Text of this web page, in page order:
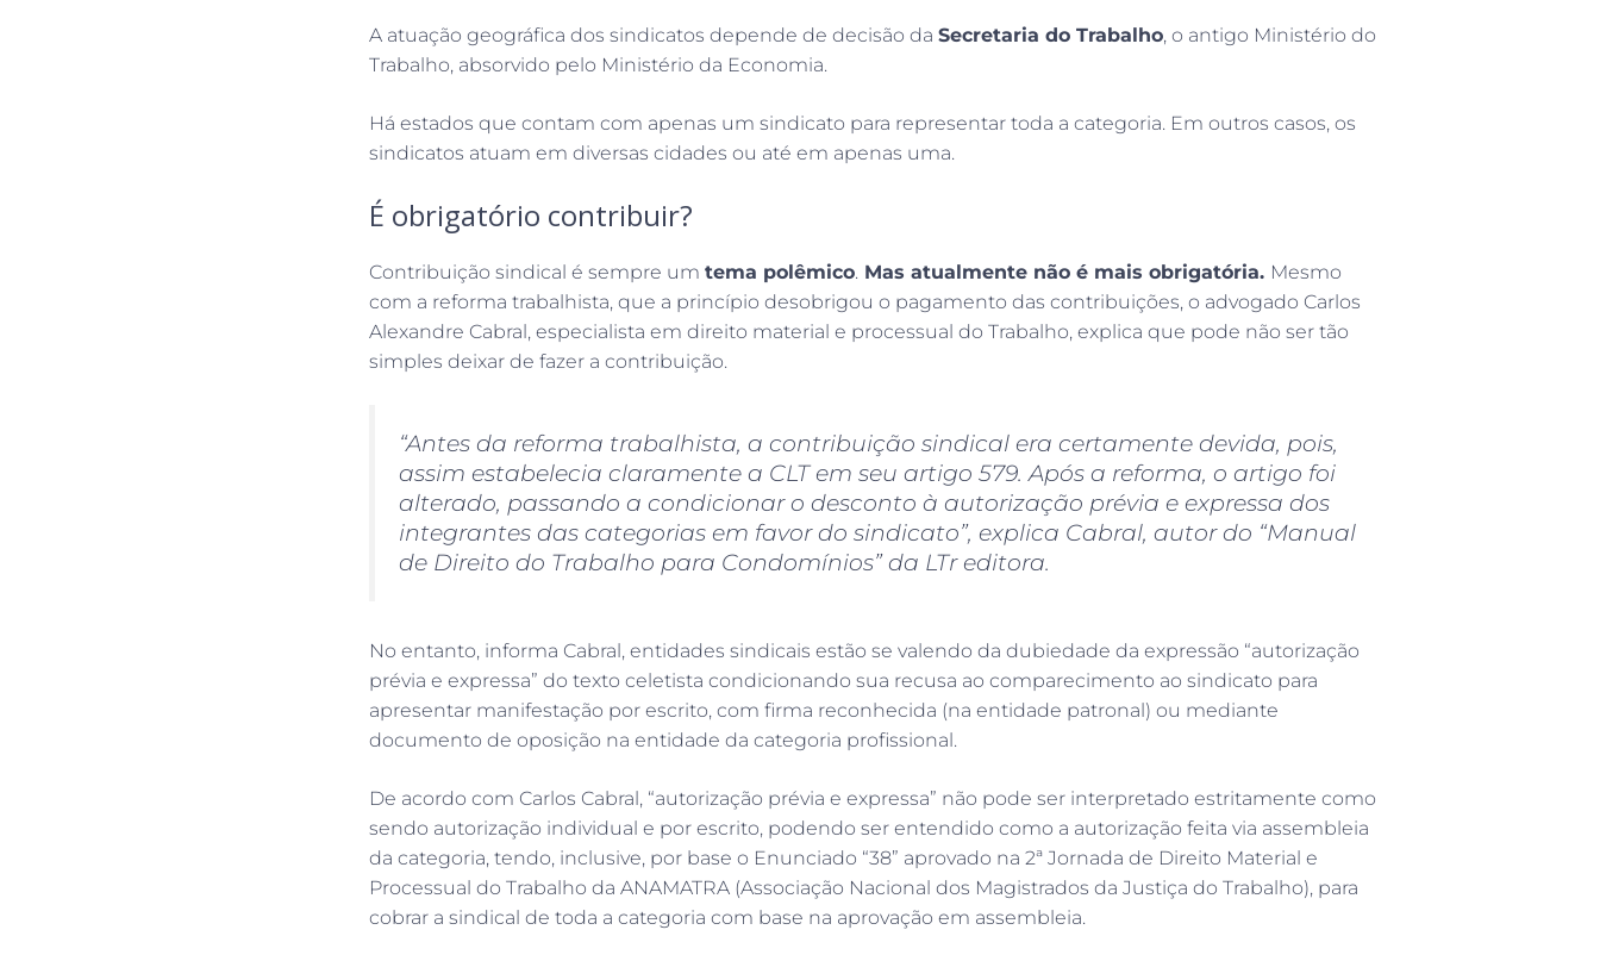
A atuação geográfica dos sindicatos depende de decisão da Secretaria do Trabalho, o antigo Ministério do
Trabalho, absorvido pelo Ministério da Economia.
Há estados que contam com apenas um sindicato para representar toda a categoria. Em outros casos, os
sindicatos atuam em diversas cidades ou até em apenas uma.
É obrigatório contribuir?
Contribuição sindical é sempre um tema polêmico. Mas atualmente não é mais obrigatória. Mesmo
com a reforma trabalhista, que a princípio desobrigou o pagamento das contribuições, o advogado Carlos
Alexandre Cabral, especialista em direito material e processual do Trabalho, explica que pode não ser tão
simples deixar de fazer a contribuição.
“Antes da reforma trabalhista, a contribuição sindical era certamente devida, pois,
assim estabelecia claramente a CLT em seu artigo 579. Após a reforma, o artigo foi
alterado, passando a condicionar o desconto à autorização prévia e expressa dos
integrantes das categorias em favor do sindicato”, explica Cabral, autor do “Manual
de Direito do Trabalho para Condomínios” da LTr editora.
No entanto, informa Cabral, entidades sindicais estão se valendo da dubiedade da expressão “autorização
prévia e expressa” do texto celetista condicionando sua recusa ao comparecimento ao sindicato para
apresentar manifestação por escrito, com firma reconhecida (na entidade patronal) ou mediante
documento de oposição na entidade da categoria profissional.
De acordo com Carlos Cabral, “autorização prévia e expressa” não pode ser interpretado estritamente como
sendo autorização individual e por escrito, podendo ser entendido como a autorização feita via assembleia
da categoria, tendo, inclusive, por base o Enunciado “38” aprovado na 2ª Jornada de Direito Material e
Processual do Trabalho da ANAMATRA (Associação Nacional dos Magistrados da Justiça do Trabalho), para
cobrar a sindical de toda a categoria com base na aprovação em assembleia.